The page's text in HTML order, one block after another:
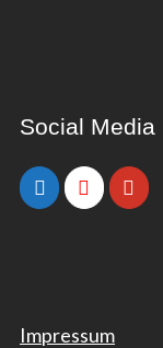
Social Media
Impressum